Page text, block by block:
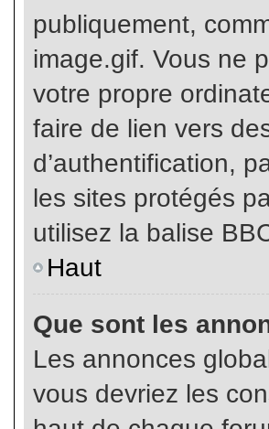
publiquement,
image.gif. Vous ne
votre propre
faire de lien vers
d’authentification,
les sites protégés
utilisez la balise
Haut
Que sont les
Les annonces
vous devriez les